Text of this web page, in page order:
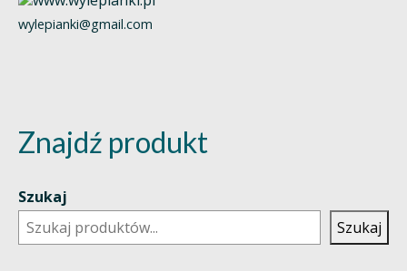
wylepianki@gmail.com
Znajdź produkt
Szukaj
Szukaj